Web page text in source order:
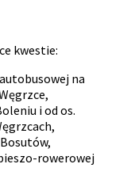
kwestie:
na
i od os.
rowerowej